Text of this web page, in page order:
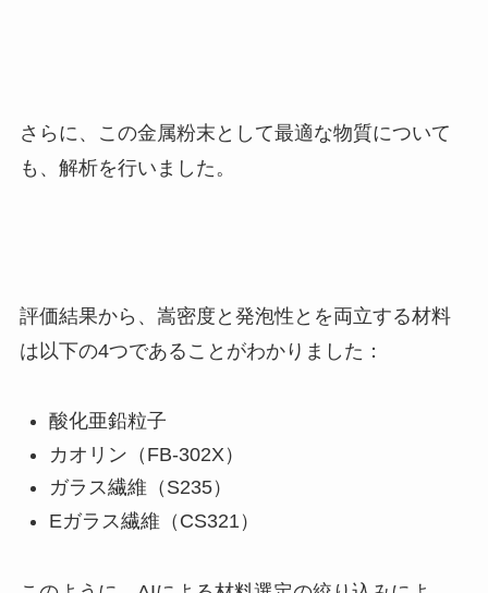
さらに、この金属粉末として最適な物質について
も、解析を行いました。
評価結果から、嵩密度と発泡性とを両立する材料
は以下の4つであることがわかりました：
酸化亜鉛粒子
カオリン（FB-302X）
ガラス繊維（S235）
Eガラス繊維（CS321）